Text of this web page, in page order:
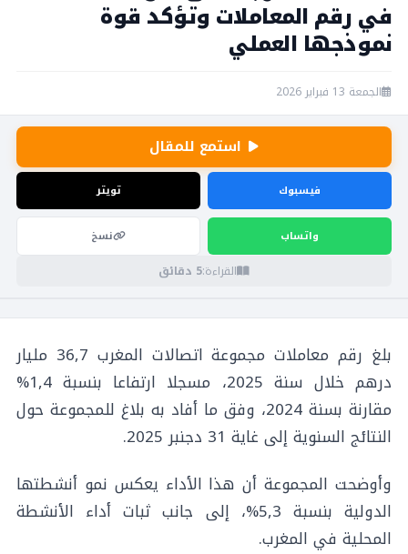
في رقم المعاملات وتؤكد قوة
نموذجها العملي
الجمعة 13 فبراير 2026
استمع للمقال
فيسبوك تويتر
واتساب نسخ
القراءة:5 دقائق
بلغ رقم معاملات مجموعة اتصالات المغرب 36,7 مليار
درهم خلال سنة 2025، مسجلا ارتفاعا بنسبة 1,4%
مقارنة بسنة 2024، وفق ما أفاد به بلاغ للمجموعة حول
النتائج السنوية إلى غاية 31 دجنبر 2025.
وأوضحت المجموعة أن هذا الأداء يعكس نمو أنشطتها
الدولية بنسبة 5,3%، إلى جانب ثبات أداء الأنشطة
المحلية في المغرب.